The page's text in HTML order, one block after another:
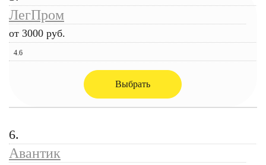
ЛегПром
от 3000 руб.
4.6
Выбрать
6.
Авантик